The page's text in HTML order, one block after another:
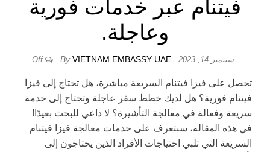
فيتنام عبر خدمات فورية
وعاجلة.
سبتمبر 14, 2023 Off By VIETNAM EMBASSY UAE
تحصل على فيزا فيتنام السريعة مباشرة، هل تحتاج إلى فيزا
فيتنام فورية؟ هل لديك خطط سفر عاجلة وتحتاج إلى خدمة
سريعة وفعالة في معالجة التأشيرة؟ لا داعي للبحث بعيدًا!
في هذه المقالة، سنتعرف على خدمات معالجة فيزا فيتنام
السريعة التي تلبي احتياجات الأفراد الذين يحتاجون إلى